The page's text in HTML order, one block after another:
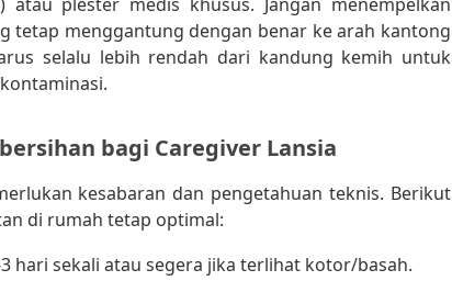
tetap menggantung dengan benar ke arah kantong
selalu lebih rendah dari kandung kemih untuk
bagi Caregiver Lansia
kesabaran dan pengetahuan teknis. Berikut
di rumah tetap optimal:
hari sekali atau segera jika terlihat kotor/basah.